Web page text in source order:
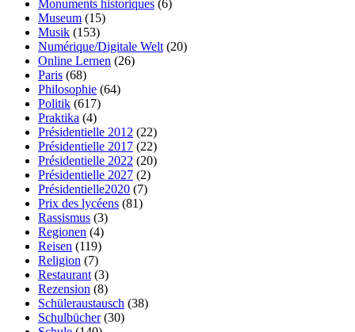
Monuments historiques (6)
Museum (15)
Musik (153)
Numérique/Digitale Welt (20)
Online Lernen (26)
Paris (68)
Philosophie (64)
Politik (617)
Praktika (4)
Présidentielle 2012 (22)
Présidentielle 2017 (22)
Présidentielle 2022 (20)
Présidentielle 2027 (2)
Présidentielle2020 (7)
Prix des lycéens (81)
Rassismus (3)
Regionen (4)
Reisen (119)
Religion (7)
Restaurant (3)
Rezension (8)
Schüleraustausch (38)
Schulbücher(30)